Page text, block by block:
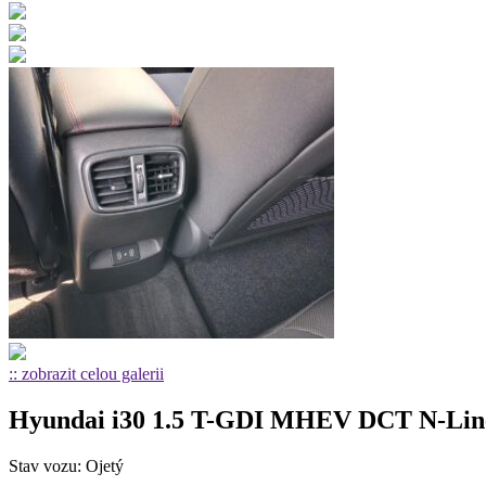
:: zobrazit celou galerii
Hyundai i30 1.5 T-GDI MHEV DCT N-
Stav vozu: Ojetý